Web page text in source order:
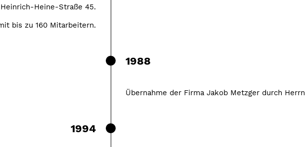
Heine-Straße 45.
bis zu 160 Mitarbeitern.
1988
Übernahme der Firma Jakob Metzger durch
1994